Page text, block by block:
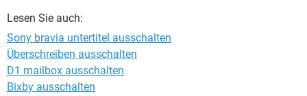
Lesen Sie auch:
Sony bravia untertitel ausschalten
Überschreiben ausschalten
D1 mailbox ausschalten
Bixby ausschalten